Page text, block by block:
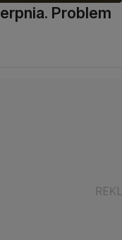
Problem